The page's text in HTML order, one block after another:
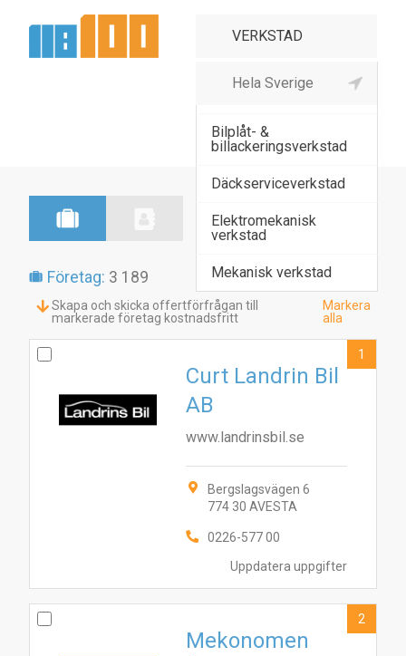
Bilel- &
bilelektronikverkstad
Bilplåt- &
billackeringsverkstad
Däckserviceverkstad
Elektromekanisk
verkstad
Mekanisk verkstad
Företag: 3 189
Skapa och skicka offertförfrågan till
markerade företag kostnadsfritt
Markera
alla
Uppdatera uppgifter
Curt Landrin Bil
AB
www.landrinsbil.se
Bergslagsvägen 6
774 30 AVESTA
0226-577 00
1
Mekonomen
2